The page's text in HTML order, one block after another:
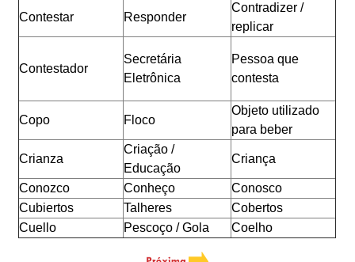
Contestar Responder
Contradizer /
replicar
Contestador
Secretária
Eletrônica
Pessoa que
contesta
Copo Floco
Objeto utilizado
para beber
Crianza
Criação /
Educação
Criança
Conozco Conheço
Conosco
Cubiertos
Talheres
Cobertos
Cuello
Pescoço / Gola Coelho